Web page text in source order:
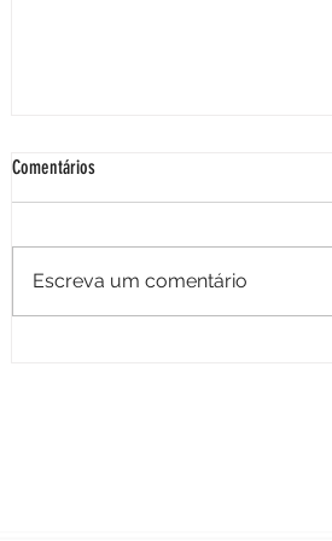
Prótese estética de dedo
Comentários
Escreva um comentário